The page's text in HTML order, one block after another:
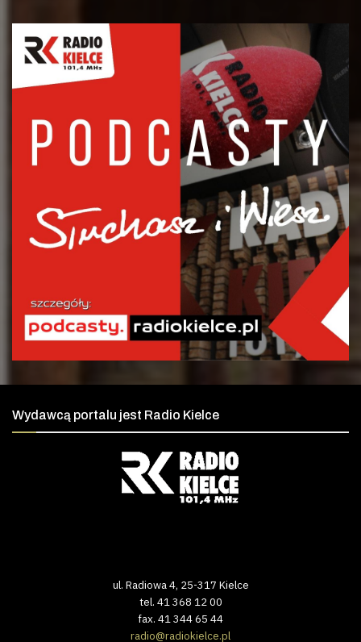
Wydawcą portalu jest Radio Kielce
ul. Radiowa 4, 25-317 Kielce
tel. 41 368 12 00
fax. 41 344 65 44
radio@radiokielce.pl